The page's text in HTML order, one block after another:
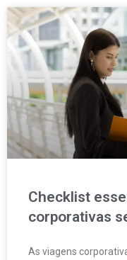
Checklist
corporativas
As viagens